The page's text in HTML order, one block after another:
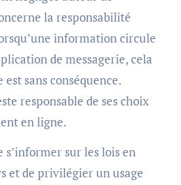
la responsabilité
information circule
de messagerie, cela
sans conséquence.
responsable de ses choix
en ligne.
s’informer sur les lois en
et de privilégier un usage